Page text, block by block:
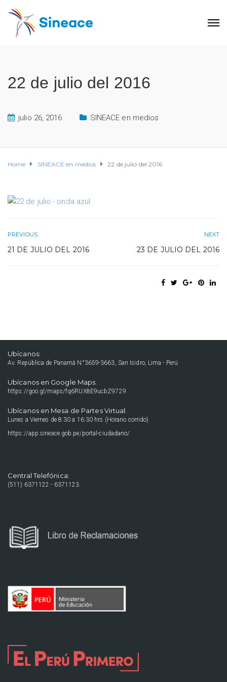
22 de julio del 2016
julio 26, 2016 SINEACE en medios
Home SINEACE en medios 22 de julio del 2016
PREVIOUS
21 DE JULIO DEL 2016
NEXT
23 DE JULIO DEL 2016
Ubícanos:
Av. República de Panamá N°3659-3663, San Isidro, Lima - Perú
Ubícanos en Google Maps:
https://goo.gl/maps/fq6RUX8E9ucbZ9729
Ubícanos en Mesa de Partes Virtual:
Lunes a Viernes de 8:30 a 16:30 hrs (Horario corrido).
https://app.sineace.gob.pe/portal-ciudadano/
Central Telefónica:
(511) 6371122 - 6371123